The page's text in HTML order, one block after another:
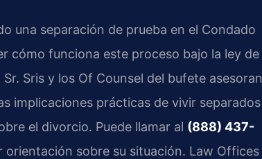
una separación de prueba en el Condado
cómo funciona este proceso bajo la ley de
Sr. Sris y los Of Counsel del bufete asesoran
implicaciones prácticas de vivir separados
el divorcio. Puede llamar al (888) 437-
sobre su situación. Law Offices